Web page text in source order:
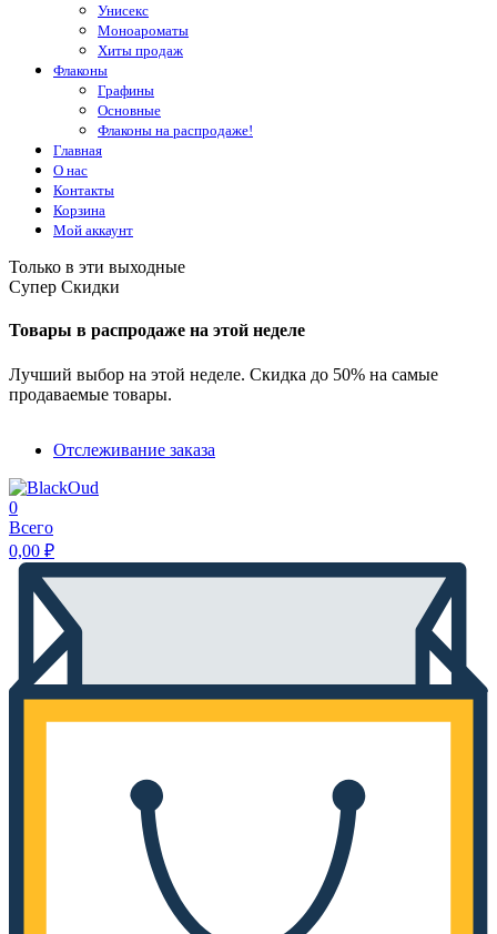
Унисекс
Моноароматы
Хиты продаж
Флаконы
Графины
Основные
Флаконы на распродаже!
Главная
О нас
Контакты
Корзина
Мой аккаунт
Только в эти выходные
Супер Скидки
Товары в распродаже на этой неделе
Лучший выбор на этой неделе. Скидка до 50% на самые
продаваемые товары.
Отслеживание заказа
0
Всего
0,00 ₽